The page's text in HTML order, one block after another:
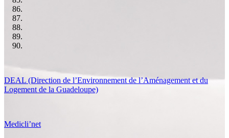
DEAL (Direction de l’Environnement de l’Aménagement et du
Logement de la Guadeloupe)
Medicli’net